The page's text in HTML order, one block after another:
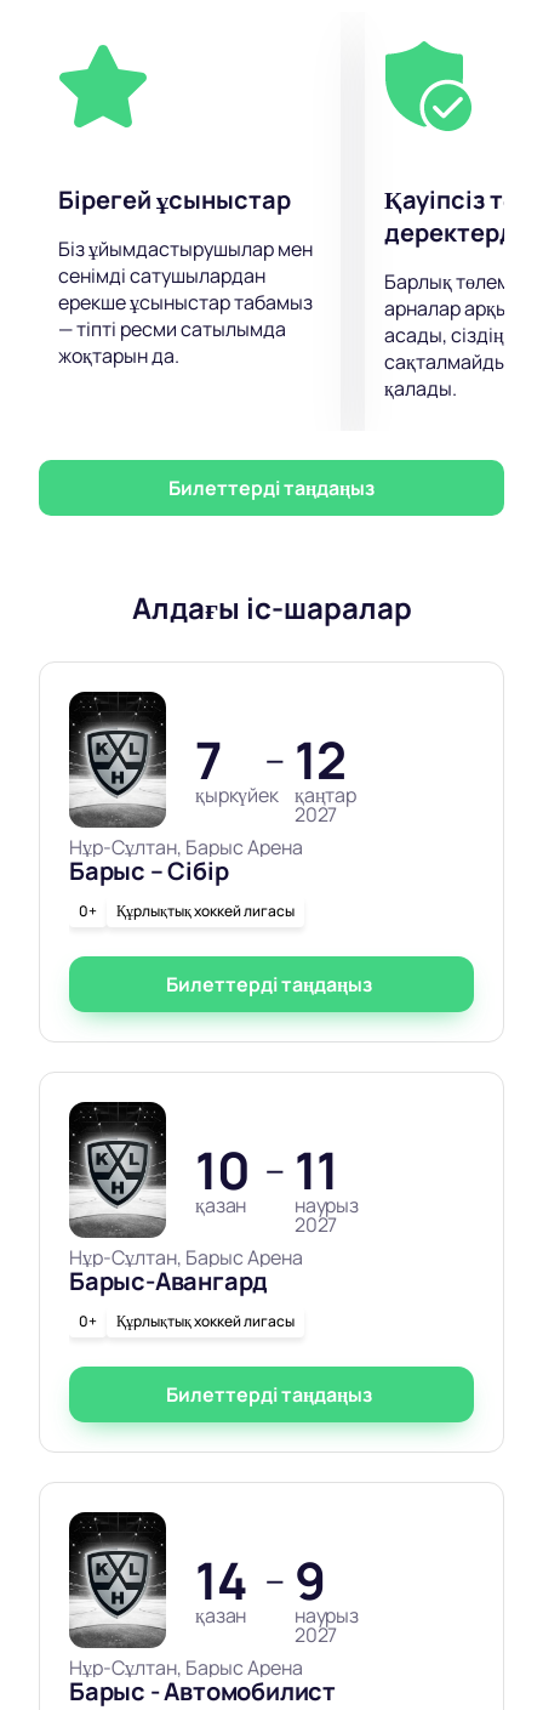
уақыт табады.
Өзіңіздің сүйікті орындаушыңыздың тікелей
эфирдегі қойылымын еститіндердің бірі болыңыз!
Керемет энергияны, жетекті сезініп, өзіңізге ұзақ
сыйлаңыз.
Бірегей ұсыныстар
Біз ұйымдастырушылар мен
сенімді сатушылардан
ерекше ұсыныстар табамыз
— тіпті ресми сатылымда
жоқтарын да.
Қауіпсіз
деректерді
Барлық
арналар арқылы
асады, сіздің
сақталмайды
қалады.
Билеттерді таңдаңыз
Алдағы іс-шаралар
7
қыркүйек
— 12
қаңтар
2027
Нұр-Сұлтан, Барыс Арена
Барыс – Сібір
0+ Құрлықтық хоккей лигасы
Билеттерді таңдаңыз
10
қазан
— 11
наурыз
2027
Нұр-Сұлтан, Барыс Арена
Барыс-Авангард
0+ Құрлықтық хоккей лигасы
Билеттерді таңдаңыз
14
қазан
— 9
наурыз
2027
Нұр-Сұлтан, Барыс Арена
Барыс - Автомобилист